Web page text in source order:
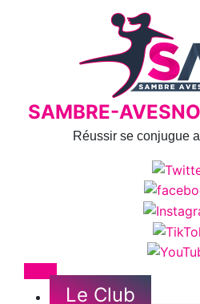
SAMBRE-
Réussir se conjugue
Menu
Le Club